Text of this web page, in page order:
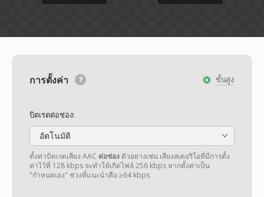
ขั้นสูง
การตั้งค่า
บิตเรตต่อช่อง:
อัตโนมัติ
ตั้งค่าบิตเรตเสียง AAC ต่อช่อง ตัวอย่างเช่น เสียงสเตอริโอที่มีการตั้ง
ค่าไว้ที่ 128 kbps จะทำให้เกิดไฟล์ 256 kbps หากตั้งค่าเป็น
"กำหนดเอง" ช่วงที่แนะนำคือ ≥64 kbps